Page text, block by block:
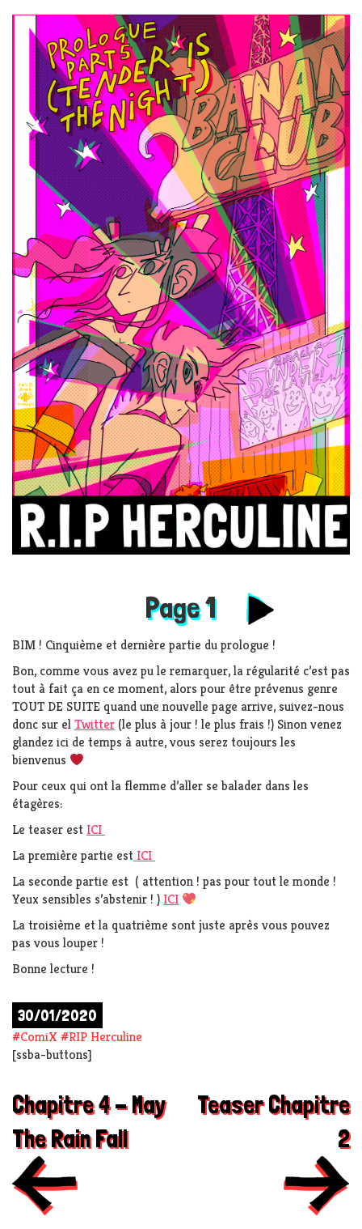
Page1
BIM ! Cinquième et dernière partie du prologue !
Bon, comme vous avez pu le remarquer, la régularité c’est pas
tout à fait ça en ce moment, alors pour être prévenus genre
TOUT DE SUITE quand une nouvelle page arrive, suivez-nous
donc sur elTwitter (le plus à jour ! le plus frais !) Sinon venez
glandez ici de temps à autre, vous serez toujours les
bienvenus
Pour ceux qui ont la flemme d’aller se balader dans les
étagères:
Le teaser est ICI
La première partie est ICI
La seconde partie est ( attention ! pas pour tout le monde !
Yeux sensibles s’abstenir ! ) ICI
La troisième et la quatrième sont juste après vous pouvez
pas vous louper !
Bonne lecture !
30/01/2020
#ComiX #RIP Herculine
[ssba-buttons]
Chapitre 4 - May
The Rain Fall
Teaser Chapitre
2